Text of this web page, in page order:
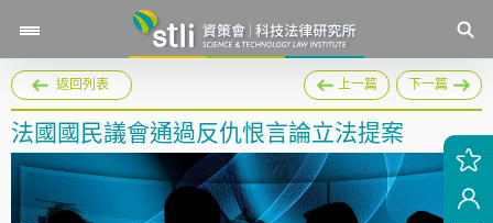
返回列表 上一篇 下一篇
法國國民議會通過反仇恨言論立法提案